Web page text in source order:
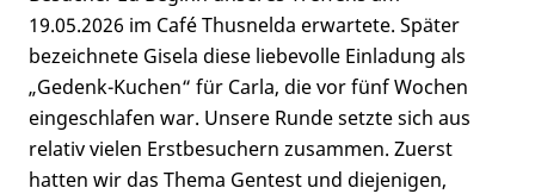
19.05.2026 im Café Thusnelda erwartete. Später
bezeichnete Gisela diese liebevolle Einladung als
„Gedenk-Kuchen“ für Carla, die vor fünf Wochen
eingeschlafen war. Unsere Runde setzte sich aus
relativ vielen Erstbesuchern zusammen. Zuerst
hatten wir das Thema Gentest und diejenigen,